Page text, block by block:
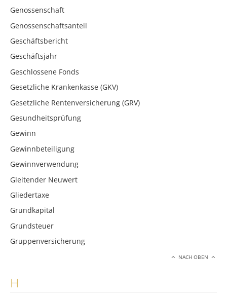
Genossenschaft
Genossenschaftsanteil
Geschäftsbericht
Geschäftsjahr
Geschlossene Fonds
Gesetzliche Krankenkasse (GKV)
Gesetzliche Rentenversicherung (GRV)
Gesundheitsprüfung
Gewinn
Gewinnbeteiligung
Gewinnverwendung
Gleitender Neuwert
Gliedertaxe
Grundkapital
Grundsteuer
Gruppenversicherung
NACH OBEN
H